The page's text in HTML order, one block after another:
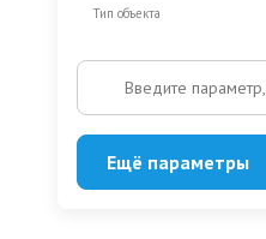
Тип объекта
Введите
Ещё параметры
Охрана